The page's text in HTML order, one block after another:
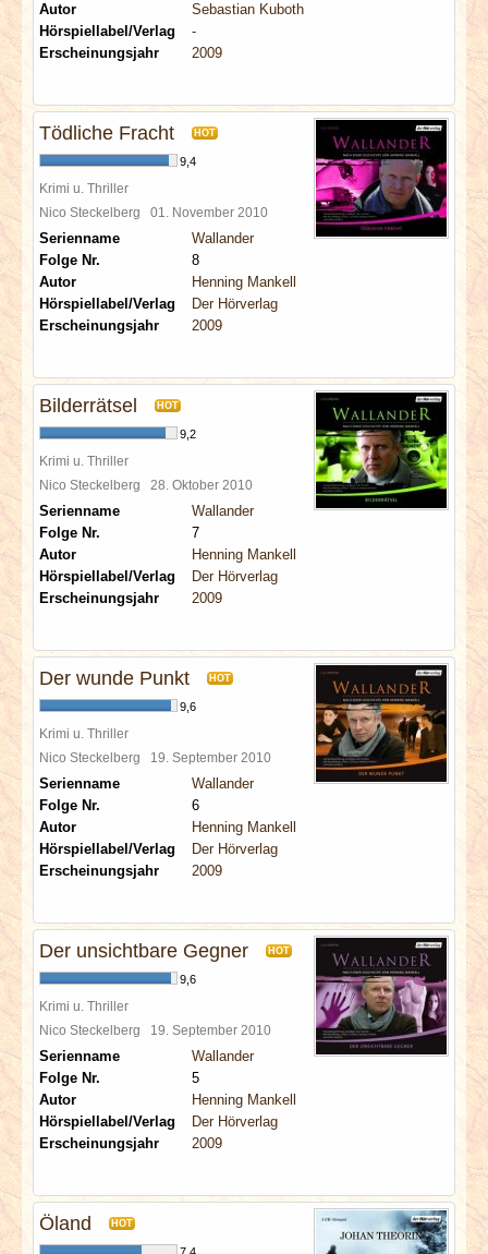
Autor
Sebastian Kuboth
Hörspiellabel/Verlag
-
Erscheinungsjahr
2009
Tödliche Fracht HOT
9,4
Krimi u. Thriller
Nico Steckelberg 01. November 2010
Serienname
Wallander
Folge Nr.
8
Autor
Henning Mankell
Hörspiellabel/Verlag
Der Hörverlag
Erscheinungsjahr
2009
Bilderrätsel HOT
9,2
Krimi u. Thriller
Nico Steckelberg 28. Oktober 2010
Serienname
Wallander
Folge Nr.
7
Autor
Henning Mankell
Hörspiellabel/Verlag
Der Hörverlag
Erscheinungsjahr
2009
Der wunde Punkt HOT
9,6
Krimi u. Thriller
Nico Steckelberg 19. September 2010
Serienname
Wallander
Folge Nr.
6
Autor
Henning Mankell
Hörspiellabel/Verlag
Der Hörverlag
Erscheinungsjahr
2009
Der unsichtbare Gegner HOT
9,6
Krimi u. Thriller
Nico Steckelberg 19. September 2010
Serienname
Wallander
Folge Nr.
5
Autor
Henning Mankell
Hörspiellabel/Verlag
Der Hörverlag
Erscheinungsjahr
2009
Öland HOT